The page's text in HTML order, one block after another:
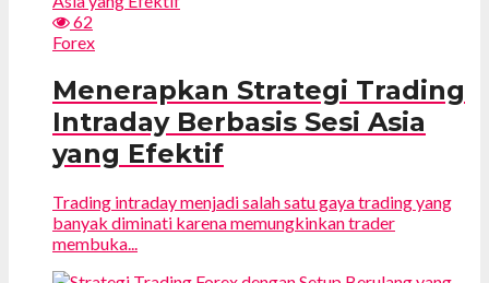
62
Forex
Menerapkan Strategi Trading
Intraday Berbasis Sesi Asia
yang Efektif
Trading intraday menjadi salah satu gaya trading yang
banyak diminati karena memungkinkan trader
membuka...